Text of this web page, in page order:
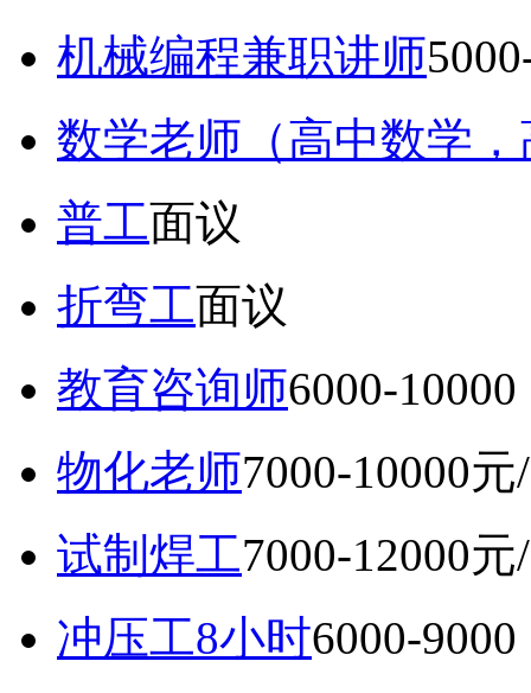
机械编程兼职讲师
数学老师（高中数学
普工面议
折弯工面议
教育咨询师6000-
物化老师7000-10000元
试制焊工7000-12000元
冲压工8小时6000-